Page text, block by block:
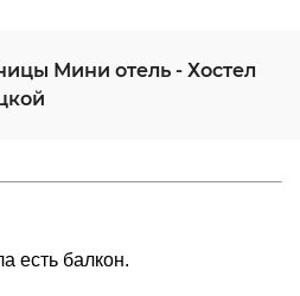
Мини отель - Хостел
есть балкон.